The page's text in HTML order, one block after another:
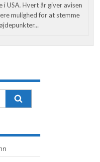
USA. Hvert år giver avisen
mulighed for at stemme